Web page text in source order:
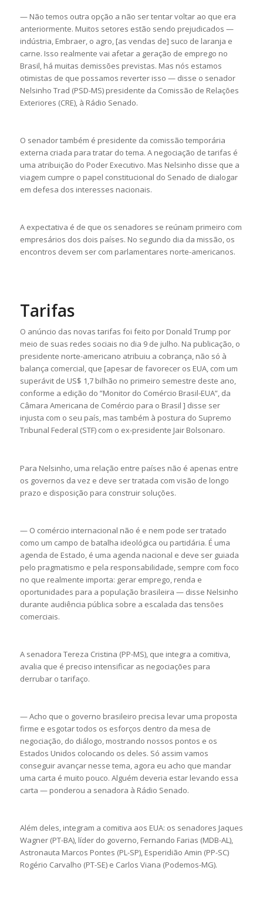
— Não temos outra opção a não ser tentar voltar ao que era
anteriormente. Muitos setores estão sendo prejudicados —
indústria, Embraer, o agro, [as vendas de] suco de laranja e
carne. Isso realmente vai afetar a geração de emprego no
Brasil, há muitas demissões previstas. Mas nós estamos
otimistas de que possamos reverter isso — disse o senador
Nelsinho Trad (PSD-MS) presidente da Comissão de Relações
Exteriores (CRE), à Rádio Senado.
O senador também é presidente da comissão temporária
externa criada para tratar do tema. A negociação de tarifas é
uma atribuição do Poder Executivo. Mas Nelsinho disse que a
viagem cumpre o papel constitucional do Senado de dialogar
em defesa dos interesses nacionais.
A expectativa é de que os senadores se reúnam primeiro com
empresários dos dois países. No segundo dia da missão, os
encontros devem ser com parlamentares norte-americanos.
Tarifas
O anúncio das novas tarifas foi feito por Donald Trump por
meio de suas redes sociais no dia 9 de julho. Na publicação, o
presidente norte-americano atribuiu a cobrança, não só à
balança comercial, que [apesar de favorecer os EUA, com um
superávit de US$ 1,7 bilhão no primeiro semestre deste ano,
conforme a edição do ”Monitor do Comércio Brasil-EUA”, da
Câmara Americana de Comércio para o Brasil ] disse ser
injusta com o seu país, mas também à postura do Supremo
Tribunal Federal (STF) com o ex-presidente Jair Bolsonaro.
Para Nelsinho, uma relação entre países não é apenas entre
os governos da vez e deve ser tratada com visão de longo
prazo e disposição para construir soluções.
— O comércio internacional não é e nem pode ser tratado
como um campo de batalha ideológica ou partidária. É uma
agenda de Estado, é uma agenda nacional e deve ser guiada
pelo pragmatismo e pela responsabilidade, sempre com foco
no que realmente importa: gerar emprego, renda e
oportunidades para a população brasileira — disse Nelsinho
durante audiência pública sobre a escalada das tensões
comerciais.
A senadora Tereza Cristina (PP-MS), que integra a comitiva,
avalia que é preciso intensificar as negociações para
derrubar o tarifaço.
— Acho que o governo brasileiro precisa levar uma proposta
firme e esgotar todos os esforços dentro da mesa de
negociação, do diálogo, mostrando nossos pontos e os
Estados Unidos colocando os deles. Só assim vamos
conseguir avançar nesse tema, agora eu acho que mandar
uma carta é muito pouco. Alguém deveria estar levando essa
carta — ponderou a senadora à Rádio Senado.
Além deles, integram a comitiva aos EUA: os senadores Jaques
Wagner (PT-BA), líder do governo, Fernando Farias (MDB-AL),
Astronauta Marcos Pontes (PL-SP), Esperidião Amin (PP-SC)
Rogério Carvalho (PT-SE) e Carlos Viana (Podemos-MG).